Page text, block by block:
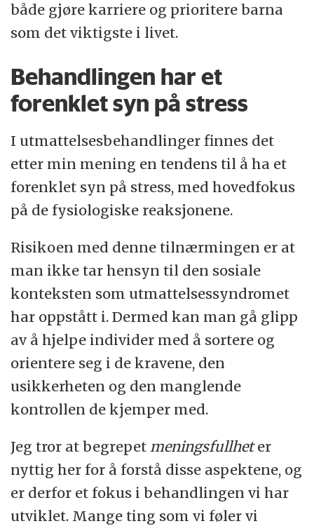
både gjøre karriere og prioritere barna
som det viktigste i livet.
Behandlingen har et
forenklet syn på stress
I utmattelsesbehandlinger finnes det
etter min mening en tendens til å ha et
forenklet syn på stress, med hovedfokus
på de fysiologiske reaksjonene.
Risikoen med denne tilnærmingen er at
man ikke tar hensyn til den sosiale
konteksten som utmattelsessyndromet
har oppstått i. Dermed kan man gå glipp
av å hjelpe individer med å sortere og
orientere seg i de kravene, den
usikkerheten og den manglende
kontrollen de kjemper med.
Jeg tror at begrepet meningsfullheter
nyttig her for å forstå disse aspektene, og
er derfor et fokus i behandlingen vi har
utviklet. Mange ting som vi føler vi